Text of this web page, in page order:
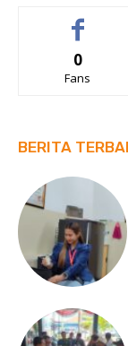
0
Fans
BERITA